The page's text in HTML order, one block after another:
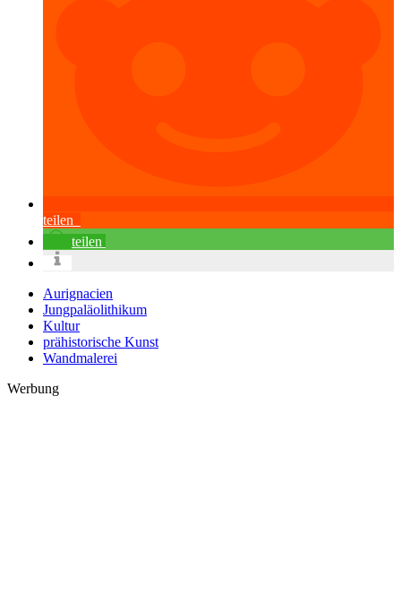
teilen
teilen
Aurignacien
Jungpaläolithikum
Kultur
prähistorische Kunst
Wandmalerei
Werbung